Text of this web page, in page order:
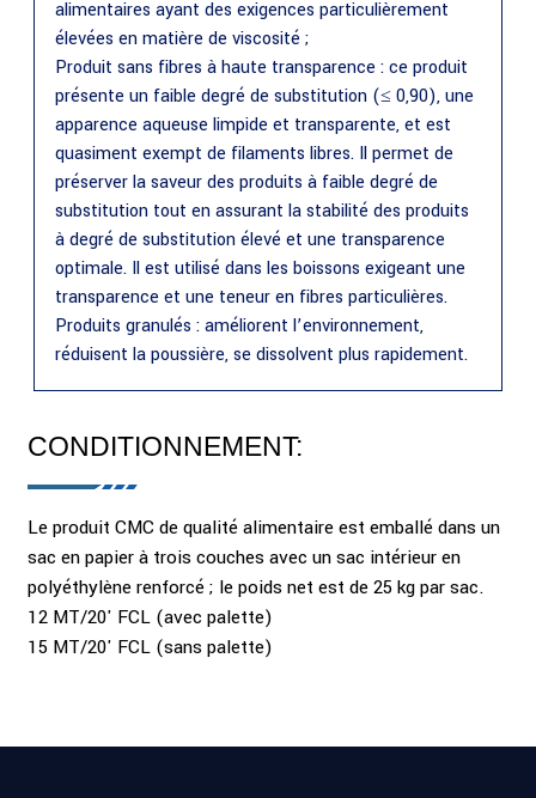
alimentaires ayant des exigences particulièrement
élevées en matière de viscosité ;
Produit sans fibres à haute transparence : ce produit
présente un faible degré de substitution (≤ 0,90), une
apparence aqueuse limpide et transparente, et est
quasiment exempt de filaments libres. Il permet de
préserver la saveur des produits à faible degré de
substitution tout en assurant la stabilité des produits
à degré de substitution élevé et une transparence
optimale. Il est utilisé dans les boissons exigeant une
transparence et une teneur en fibres particulières.
Produits granulés : améliorent l’environnement,
réduisent la poussière, se dissolvent plus rapidement.
CONDITIONNEMENT:
Le produit CMC de qualité alimentaire est emballé dans un
sac en papier à trois couches avec un sac intérieur en
polyéthylène renforcé ; le poids net est de 25 kg par sac.
12 MT/20' FCL (avec palette)
15 MT/20' FCL (sans palette)